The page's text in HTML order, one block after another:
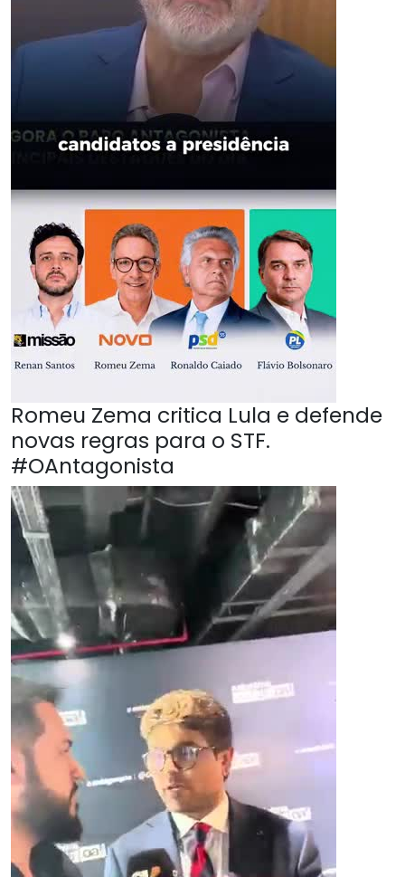
Romeu Zema critica Lula e defende
novas regras para o STF.
#OAntagonista